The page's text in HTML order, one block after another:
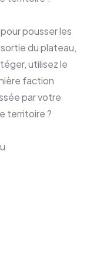
pousser les
du plateau,
utilisez le
faction
par votre
territoire ?